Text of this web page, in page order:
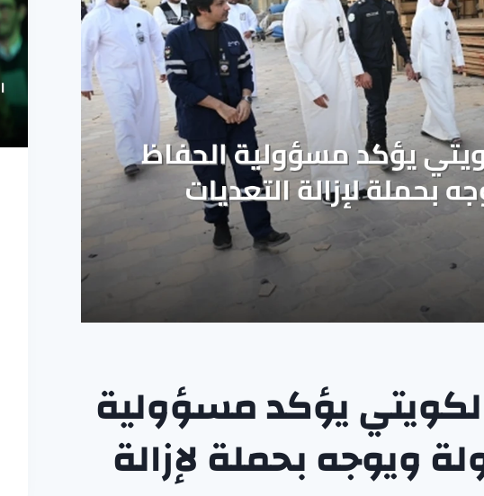
يؤكد مسؤولية
ويوجه بحملة لإزالة